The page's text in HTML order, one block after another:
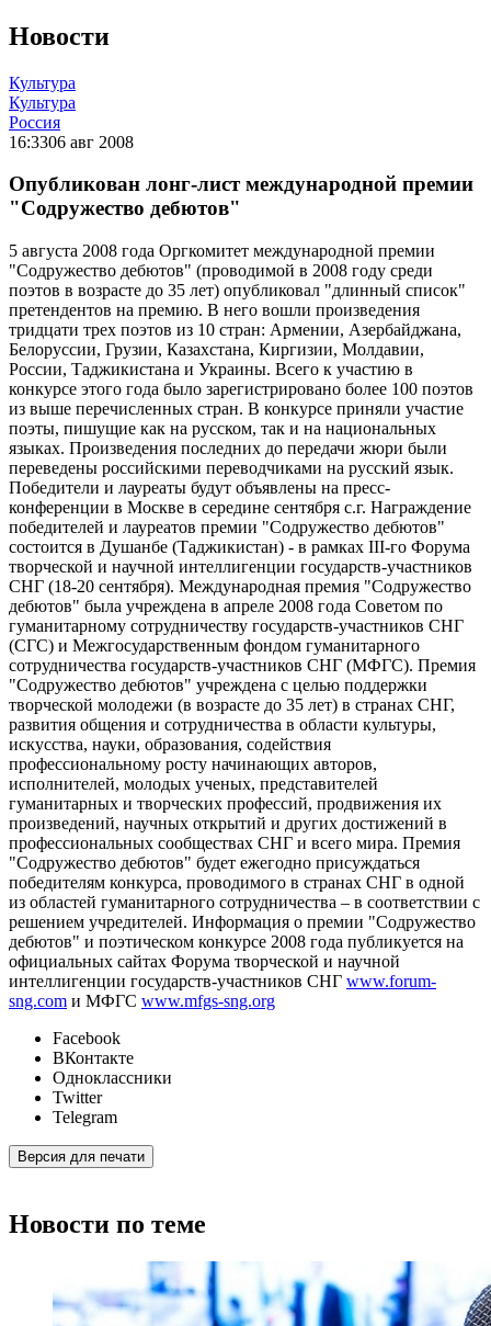
Новости
Культура
Культура
Россия
16:3306 авг 2008
Опубликован лонг-лист международной премии
"Содружество дебютов"
5 августа 2008 года Оргкомитет международной премии
"Содружество дебютов" (проводимой в 2008 году среди
поэтов в возрасте до 35 лет) опубликовал "длинный список"
претендентов на премию. В него вошли произведения
тридцати трех поэтов из 10 стран: Армении, Азербайджана,
Белоруссии, Грузии, Казахстана, Киргизии, Молдавии,
России, Таджикистана и Украины. Всего к участию в
конкурсе этого года было зарегистрировано более 100 поэтов
из выше перечисленных стран. В конкурсе приняли участие
поэты, пишущие как на русском, так и на национальных
языках. Произведения последних до передачи жюри были
переведены российскими переводчиками на русский язык.
Победители и лауреаты будут объявлены на пресс-
конференции в Москве в середине сентября с.г. Награждение
победителей и лауреатов премии "Содружество дебютов"
состоится в Душанбе (Таджикистан) - в рамках III-го Форума
творческой и научной интеллигенции государств-участников
СНГ (18-20 сентября). Международная премия "Содружество
дебютов" была учреждена в апреле 2008 года Советом по
гуманитарному сотрудничеству государств-участников СНГ
(СГС) и Межгосударственным фондом гуманитарного
сотрудничества государств-участников СНГ (МФГС). Премия
"Содружество дебютов" учреждена с целью поддержки
творческой молодежи (в возрасте до 35 лет) в странах СНГ,
развития общения и сотрудничества в области культуры,
искусства, науки, образования, содействия
профессиональному росту начинающих авторов,
исполнителей, молодых ученых, представителей
гуманитарных и творческих профессий, продвижения их
произведений, научных открытий и других достижений в
профессиональных сообществах СНГ и всего мира. Премия
"Содружество дебютов" будет ежегодно присуждаться
победителям конкурса, проводимого в странах СНГ в одной
из областей гуманитарного сотрудничества – в соответствии с
решением учредителей. Информация о премии "Содружество
дебютов" и поэтическом конкурсе 2008 года публикуется на
официальных сайтах Форума творческой и научной
интеллигенции государств-участников СНГ www.forum-
sng.com и МФГС www.mfgs-sng.org
Facebook
ВКонтакте
Одноклассники
Twitter
Telegram
Версия для печати
Новости по теме